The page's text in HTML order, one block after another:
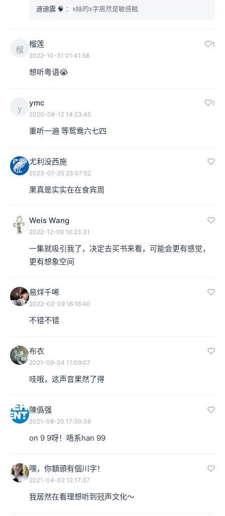
迪迪震 🧠 ：x絲的x字居然是敏感糍
榴
榴莲 1
2022-10-31 01:41:58
想听粤语😭
y
ymc 1
2020-08-12 14:23:45
重听一遍 等鸳鸯六七四
尤利没西施
2023-01-25 23:07:52
果真是实实在在食宾周
Weis Wang
2022-12-09 10:23:31
一集就吸引我了，决定去买书来看，可能会更有感觉，
更有想象空间
易烊千唏
2022-02-09 16:16:40
不错不错
布衣
2021-09-04 11:09:07
哇哦，这声音果然了得
陳僞强
2021-08-20 17:30:38
on 9 9呀！唔系han 99
嘿，你額頭有個川字！
2021-04-02 12:17:37
我居然在看理想听到冠声文化～